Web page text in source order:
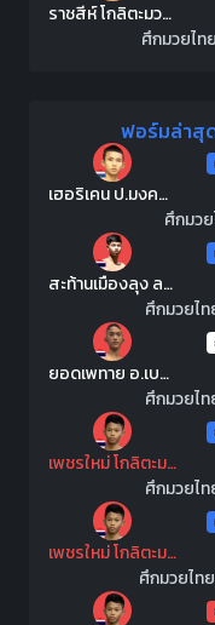
ราชสีห์ โกลิตะมวยไทย
ศึกมวยไ
ฟอร์มล่าสุ
เฮอริเคน ป.มงคลอินทร์
ศึกมว
สะท้านเมืองลุง ลานนาวอเตอร์ไซด์
ศึกมวยไ
ยอดเพทาย อ.เบญจมาศ
ศึกมวยไ
เพชรใหม่ โกลิตะมวยไทย
ศึกมวยไ
เพชรใหม่ โกลิตะมวยไทย
ศึกมวยไท